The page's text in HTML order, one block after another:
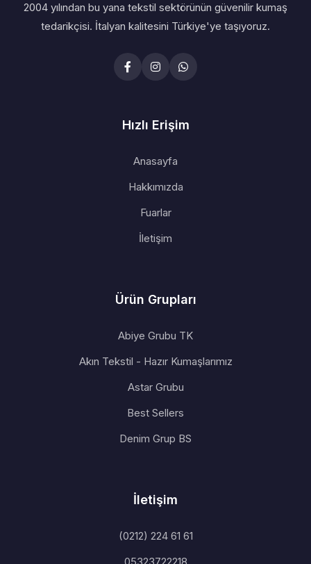
2004 yılından bu yana tekstil sektörünün güvenilir kumaş
tedarikçisi. İtalyan kalitesini Türkiye'ye taşıyoruz.
Hızlı Erişim
Anasayfa
Hakkımızda
Fuarlar
İletişim
Ürün Grupları
Abiye Grubu TK
Akın Tekstil - Hazır Kumaşlarımız
Astar Grubu
Best Sellers
Denim Grup BS
İletişim
(0212) 224 61 61